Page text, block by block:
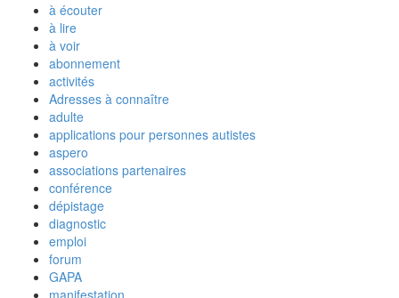
à écouter
à lire
à voir
abonnement
activités
Adresses à connaître
adulte
applications pour personnes autistes
aspero
associations partenaires
conférence
dépistage
diagnostic
emploi
forum
GAPA
manifestation